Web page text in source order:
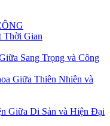
Gian
Sang Trọng và Công
Giữa Thiên Nhiên và
Giữa Di Sản và Hiện Đại